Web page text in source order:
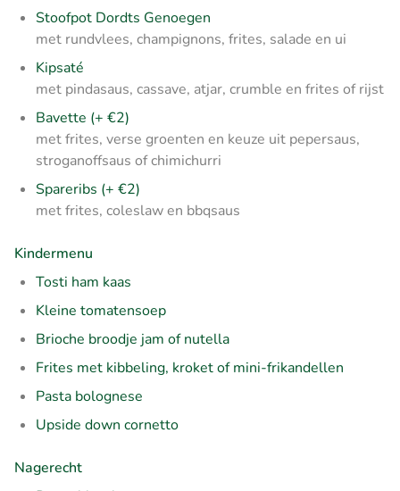
Stoofpot Dordts Genoegen
met rundvlees, champignons, frites, salade en ui
Kipsaté
met pindasaus, cassave, atjar, crumble en frites of rijst
Bavette (+ €2)
met frites, verse groenten en keuze uit pepersaus,
stroganoffsaus of chimichurri
Spareribs (+ €2)
met frites, coleslaw en bbqsaus
Kindermenu
Tosti ham kaas
Kleine tomatensoep
Brioche broodje jam of nutella
Frites met kibbeling, kroket of mini-frikandellen
Pasta bolognese
Upside down cornetto
Nagerecht